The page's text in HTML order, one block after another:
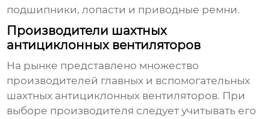
подшипники, лопасти и приводные ремни.
Производители шахтных
антициклонных вентиляторов
На рынке представлено множество
производителей главных и вспомогательных
шахтных антициклонных вентиляторов. При
выборе производителя следует учитывать его